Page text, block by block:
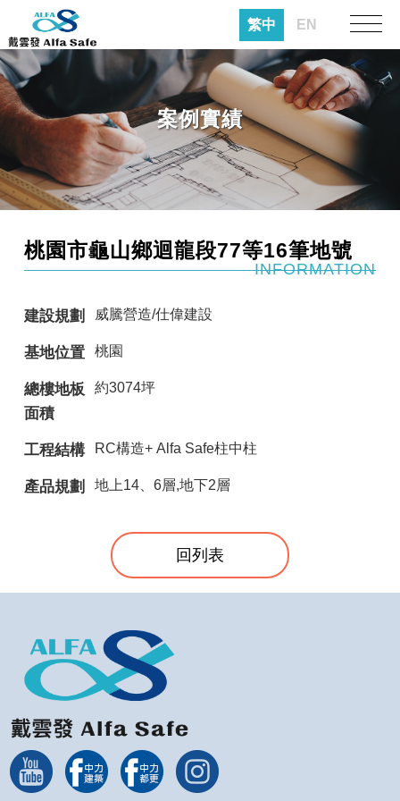
繁中 EN
案例實績
桃園市龜山鄉迴龍段77等16筆地號
INFORMATION
建設規劃 威騰營造/仕偉建設
基地位置 桃園
總樓地板
面積
約3074坪
工程結構 RC構造+ Alfa Safe柱中柱
產品規劃 地上14、6層,地下2層
回列表